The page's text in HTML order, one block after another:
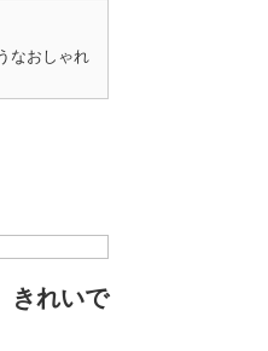
なおしゃれ
きれいで